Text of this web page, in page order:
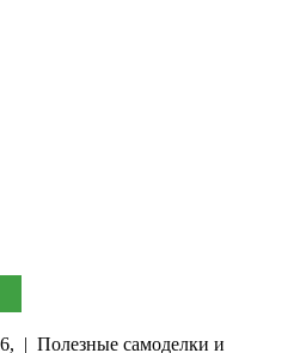
| Полезные самоделки и